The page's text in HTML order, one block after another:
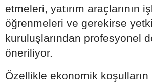
etmeleri, yatırım araçlarının
öğrenmeleri ve gerekirse
kuruluşlarından profesyonel
öneriliyor.
Özellikle ekonomik koşulların